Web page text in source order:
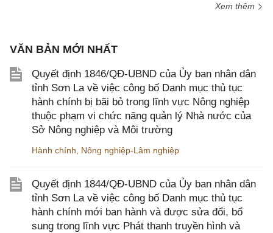
Xem thêm
VĂN BẢN MỚI NHẤT
Quyết định 1846/QĐ-UBND của Ủy ban nhân dân
tỉnh Sơn La về việc công bố Danh mục thủ tục
hành chính bị bãi bỏ trong lĩnh vực Nông nghiệp
thuộc phạm vi chức năng quản lý Nhà nước của
Sở Nông nghiệp và Môi trường
Hành chính Nông nghiệp-Lâm nghiệp
Quyết định 1844/QĐ-UBND của Ủy ban nhân dân
tỉnh Sơn La về việc công bố Danh mục thủ tục
hành chính mới ban hành và được sửa đổi, bổ
sung trong lĩnh vực Phát thanh truyền hình và